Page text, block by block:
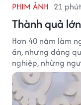
PHIM ẢNH 21
Thành quả
Hơn 40 năm làm
ấn, nhưng đáng
nghiệp, những
nghệ thuật.